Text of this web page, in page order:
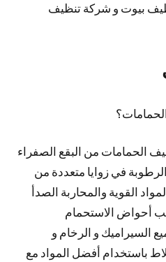
بيوت و شركة تنظيف
الحمامات من البقع الصفراء
في زوايا متعددة من
القوية والمحاربة الصدأ
أحواض الاستحمام
السيراميك و الرخام و
باستخدام أفضل المواد مع